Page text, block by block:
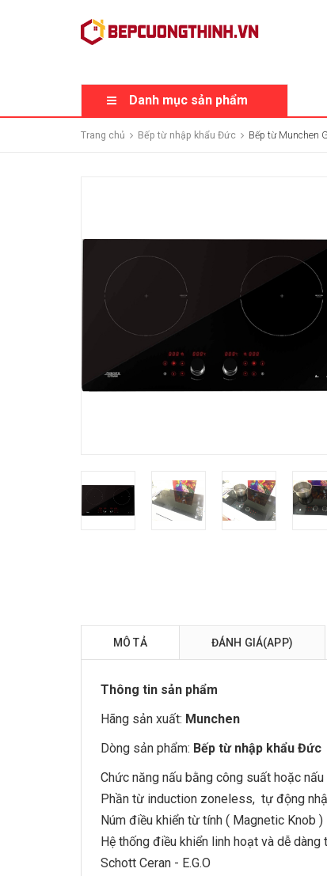
Danh mục sản phẩm
Trang chủ Bếp từ nhập khẩu Đức Bếp từ Munchen
MÔ TẢ ĐÁNH GIÁ(APP)
Thông tin sản phẩm
Hãng sản xuất: Munchen
Dòng sản phẩm: Bếp từ nhập khẩu Đức
Chức năng nấu bằng công suất hoặc
Phần từ induction zoneless, tự động
Núm điều khiển từ tính ( Magnetic Knob )
Hệ thống điều khiển linh hoạt và dễ
Schott Ceran - E.G.O